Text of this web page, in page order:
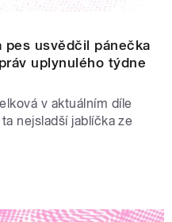
pes usvědčil pánečka
uplynulého týdne
v aktuálním díle
nejsladší jablíčka ze